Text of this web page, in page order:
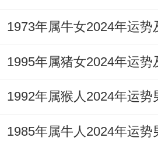
运势调理需从五行补益与
瑞吊坠由黑曜石精雕而成
钱币坐于宝葫芦与元宝之